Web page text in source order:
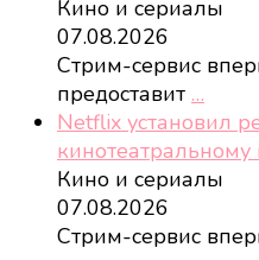
Кино и сериалы
07.08.2026
Стрим-сервис
предоставит …
Netflix установил
кинотеатральному
Кино и сериалы
07.08.2026
Стрим-сервис